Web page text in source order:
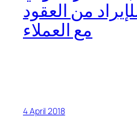
رقم 15 للإيراد من العقود
مع العملاء
4 April 2018